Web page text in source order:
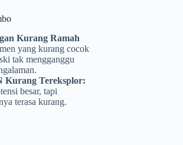
Kurang Ramah
yang kurang cocok
tak mengganggu
Kurang Tereksplor:
besar, tapi
terasa kurang.